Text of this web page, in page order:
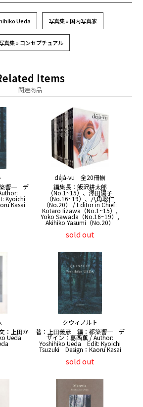
Ueda 写真集 » 国内写真家
真集 » コンセプチュアル
Items
関連商品
響一 デ
Kyoichi
Kasai
déjà-vu 全20冊揃
編集長：飯沢耕太郎
（No.1~15）、澤田陽子
（No.16~19）、八角聡仁
（No.20） / Editor in Chief:
Kotaro Iizawa（No.1~15）,
Yoko Sawada（No.16~19）,
Akihiko Yasumi（No.20）
sold out
：上田か
Ueda
クウィノルト
著：上田義彦 編：都築響一 デ
ザイン：葛西薫 / Author:
Yoshihiko Ueda Edit: Kyoichi
Tsuzuki Design：Kaoru Kasai
sold out